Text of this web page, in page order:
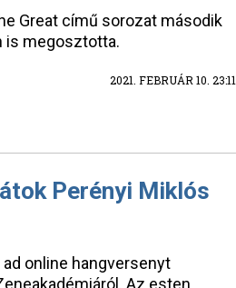
Great című sorozat második
is megosztotta.
2021. FEBRUÁR 10. 23:11
Perényi Miklós
online hangversenyt
Az esten